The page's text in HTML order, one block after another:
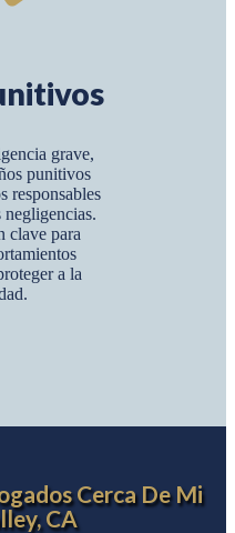
grave,
punitivos
responsables
clave para
a la
Cerca De Mi
CA